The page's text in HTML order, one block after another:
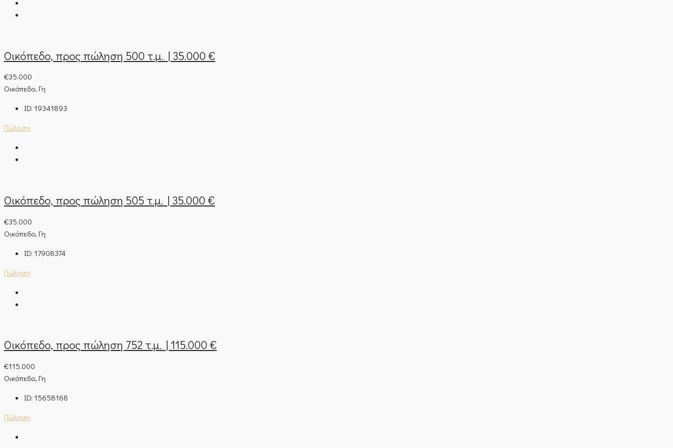
Οικόπεδο, προς πώληση 500 τ.μ. | 35.000 €
€35.000
Οικόπεδο, Γη
ID: 19341893
Πώληση
Οικόπεδο, προς πώληση 505 τ.μ. | 35.000 €
€35.000
Οικόπεδο, Γη
ID: 17908374
Πώληση
Οικόπεδο, προς πώληση 752 τ.μ. | 115.000 €
€115.000
Οικόπεδο, Γη
ID: 15658168
Πώληση